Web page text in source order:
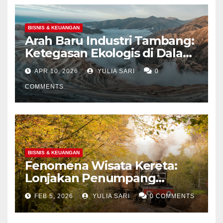
BISNIS & KEUANGAN
Arah Baru Industri Tambang:
Ketegasan Ekologis di Dalam
Negeri dan Spekulasi
Eksplorasi Laut Dalam Global
APR 10, 2026 YULIA SARI 0
COMMENTS
BISNIS & KEUANGAN
Fenomena Wisata Kereta:
Lonjakan Penumpang
Panoramic di Jawa dan
Upaya Menghidupkan
Kembali Jalur Bersejarah di
FEB 5, 2026 YULIA SARI 0 COMMENTS